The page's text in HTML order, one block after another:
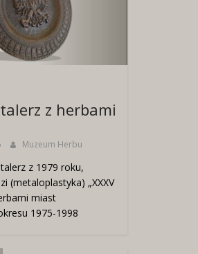
z herbami
Muzeum Herbu
z 1979 roku,
(metaloplastyka) „XXXV
miast
1975-1998